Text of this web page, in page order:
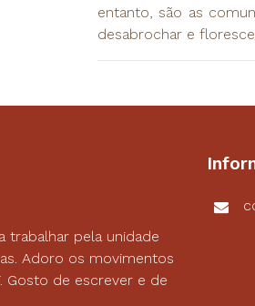
entanto, são as
desabrochar e
trabalhar pela unidade
Adoro os movimentos
Gosto de escrever e de